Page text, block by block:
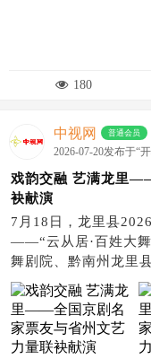
180
中视网 普通会员
2026-07-20发布于“
戏韵交融 艺满龙里
袂献演
7月18日，龙里县
——“云从居·百姓大舞
舞剧院、黔南州龙里